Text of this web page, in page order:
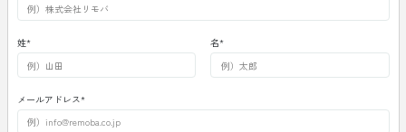
姓* 名*
メールアドレス*